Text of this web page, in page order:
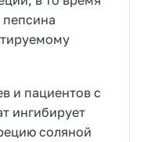
и пациентов с
ингибирует
соляной